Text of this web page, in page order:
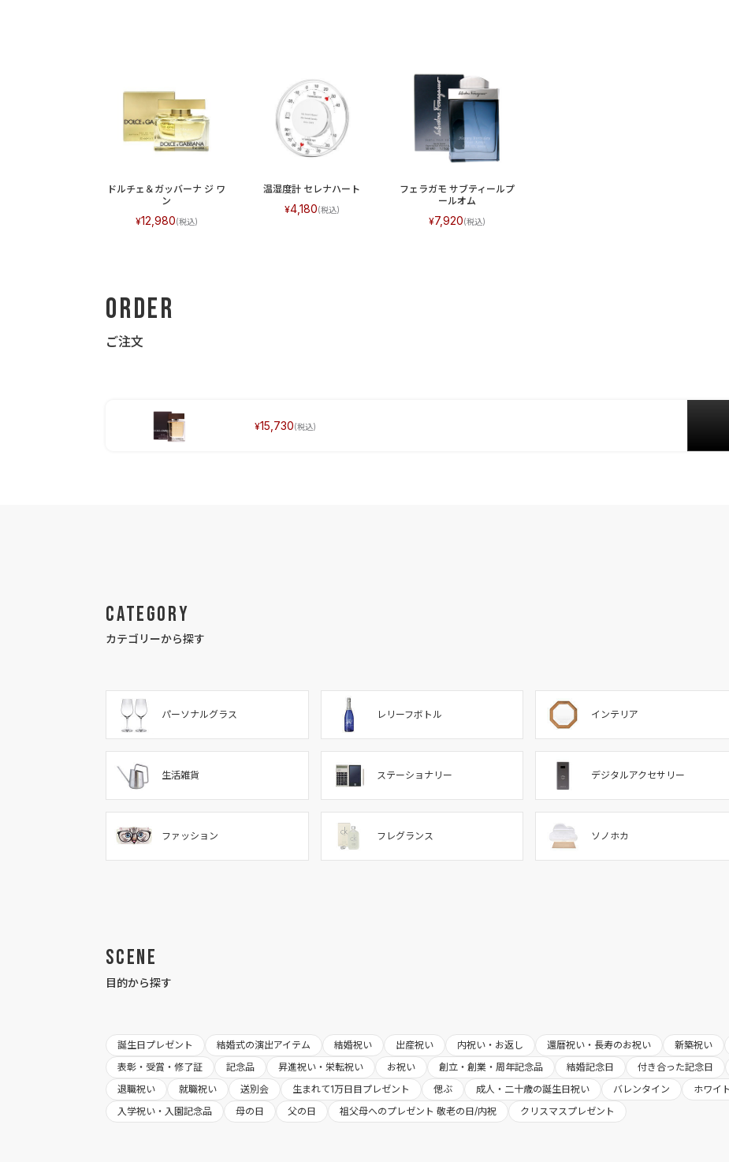
ドルチェ＆ガッバーナ ジ ワ
ン
12,980
温湿度計 セレナハート
4,180
フェラガモ サブティールプ
ールオム
7,920
Order
ご注文
15,730
Category
カテゴリーから探す
パーソナルグラス レリーフボトル インテリア
生活雑貨 ステーショナリー デジタルアクセサリー
ファッション フレグランス ソノホカ
Scene
目的から探す
誕生日プレゼント 結婚式の演出アイテム 結婚祝い 出産祝い 内祝い・お返し 還暦祝い・長寿のお祝い 新築祝い
表彰・受賞・修了証
記念品 昇進祝い・栄転祝い お祝い 創立・創業・周年記念品 結婚記念日 付き合った記念日
退職祝い
就職祝い 送別会 生まれて1万日目プレゼント 偲ぶ 成人・二十歳の誕生日祝い バレンタイン ホワイ
入学祝い・入園記念品
母の日 父の日 祖父母へのプレゼント 敬老の日/内祝 クリスマスプレゼント